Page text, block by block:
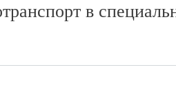
в